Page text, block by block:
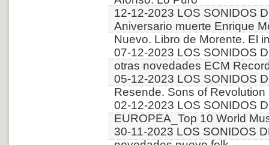
12-12-2023 LOS SONIDOS
Aniversario muerte Enrique
Nuevo. Libro de Morente. El
07-12-2023 LOS SONIDOS
otras novedades ECM
05-12-2023 LOS SONIDOS
Resende. Sons of Revolution
02-12-2023 LOS SONIDOS
EUROPEA_Top 10 World
30-11-2023 LOS SONIDOS